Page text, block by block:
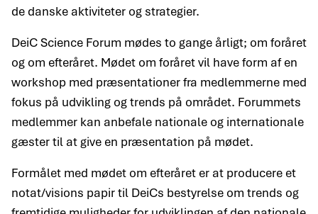
de danske aktiviteter og strategier.
DeiC Science Forum mødes to gange årligt; om foråret
og om efteråret. Mødet om foråret vil have form af en
workshop med præsentationer fra medlemmerne med
fokus på udvikling og trends på området. Forummets
medlemmer kan anbefale nationale og internationale
gæster til at give en præsentation på mødet.
Formålet med mødet om efteråret er at producere et
notat/visions papir til DeiCs bestyrelse om trends og